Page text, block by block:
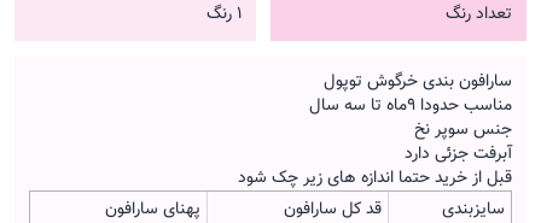
تعداد رنگ 1 رنگ
سارافون بندی خرگوش توپول
مناسب حدودا 9ماه تا سه سال
جنس سوپر نخ
آبرفت جزئی دارد
قبل از خرید حتما اندازه های زیر چک شود
سایزبندی
قد کل سارافون
پهنای سارافون